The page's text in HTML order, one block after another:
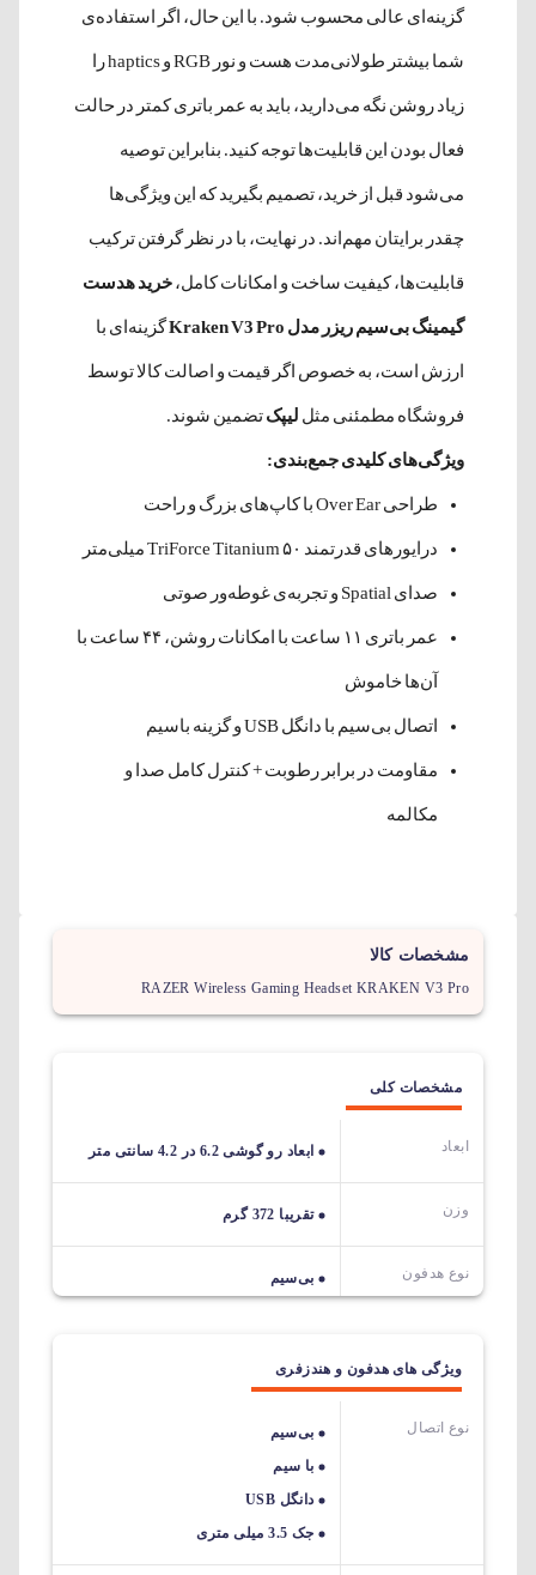
گزینه‌ای عالی محسوب شود. با این حال، اگر استفاده‌ی
شما بیشتر طولانی‌مدت هست و نور RGB و haptics را
زیاد روشن نگه می‌دارید، باید به عمر باتری کمتر در حالت
فعال بودن این قابلیت‌ها توجه کنید. بنابراین توصیه
می‌شود قبل از خرید، تصمیم بگیرید که این ویژگی‌ها
چقدر برایتان مهم‌اند. در نهایت، با در نظر گرفتن ترکیب
قابلیت‌ها، کیفیت ساخت و امکانات کامل،خرید هدست
گیمینگ بی‌سیم ریزر مدل Kraken V3 Pro گزینه‌ای با
ارزش است، به خصوص اگر قیمت و اصالت کالا توسط
فروشگاه مطمئنی مثل لیپکتضمین شوند.
ویژگی‌های کلیدی جمع‌بندی:
طراحی Over Ear با کاپ‌های بزرگ و راحت
درایورهای قدرتمند TriForce Titanium ۵۰ میلی‌متر
صدای Spatial و تجربه‌ی غوطه‌ور صوتی
عمر باتری ۱۱ ساعت با امکانات روشن، ۴۴ ساعت با
آن‌ها خاموش
اتصال بی‌سیم با دانگل USB و گزینه باسیم
مقاومت در برابر رطوبت + کنترل کامل صدا و
مکالمه
مشخصات کالا
RAZER Wireless Gaming Headset KRAKEN V3 Pro
مشخصات کلی
ابعاد ابعاد رو گوشی 6.2 در 4.2 سانتی متر
وزن تقریبا 372 گرم
نوع هدفون بی‌سیم
ویژگی های هدفون و هندزفری
نوع اتصال
بی‌سیم
با سیم
دانگل USB
جک 3.5 میلی متری